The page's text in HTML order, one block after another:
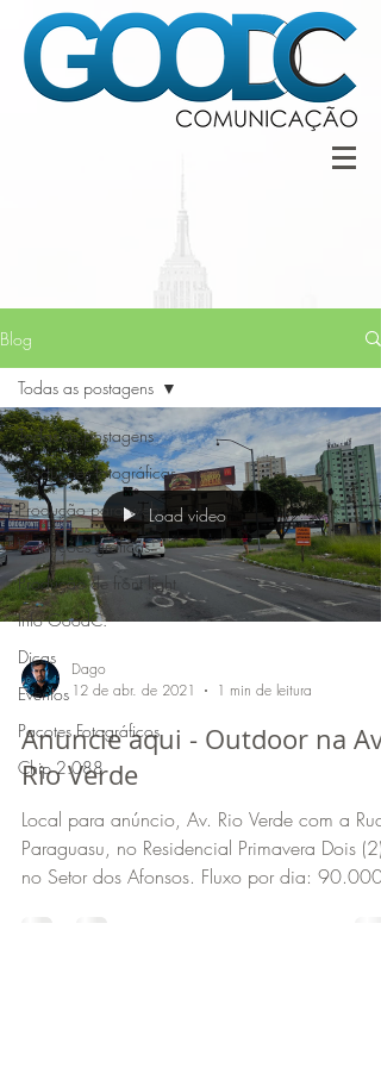
Blog
Todas as postagens
Produções fotográficas
Produção para web
Produções gráficas
Produção de front light
Info GoodC.
Dicas
Eventos
Pacotes Fotográficos
Chip 2.088
Todas as postagens
Load video
Dago
12 de abr. de 2021
1 min de leitura
Anuncie aqui - Outdoor na Av.
Rio Verde
Local para anúncio, Av. Rio Verde com a Rua
Paraguasu, no Residencial Primavera Dois (2),
no Setor dos Afonsos. Fluxo por dia: